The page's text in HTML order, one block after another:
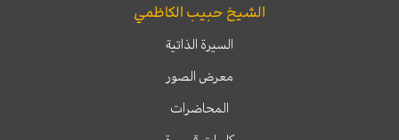
الشيخ حبيب الكاظمي
السيرة الذاتية
معرض الصور
المحاضرات